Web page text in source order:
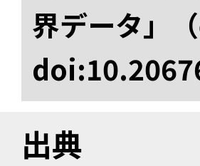
界データ」
出典